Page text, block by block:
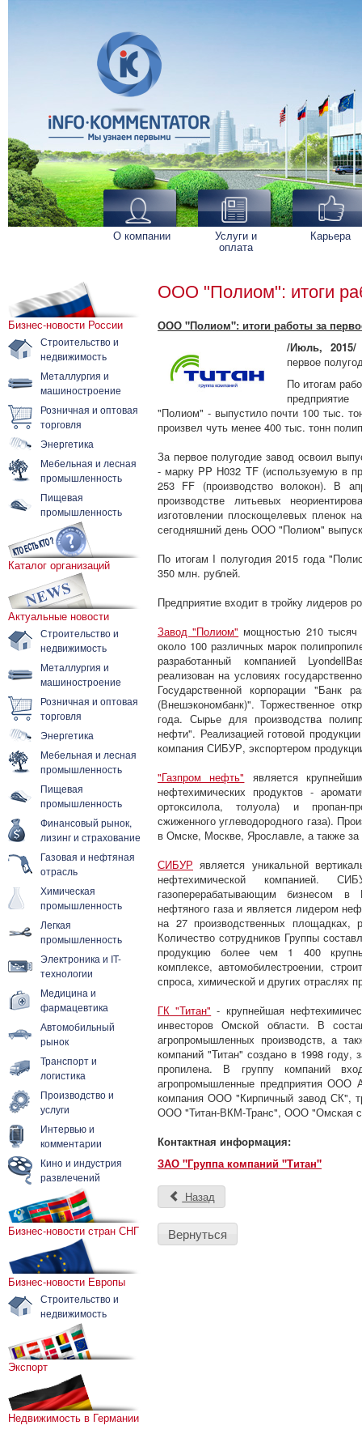
О компании Услуги и
оплата
Карьера
Бизнес-новости России
Строительство и
недвижимость
Металлургия и
машиностроение
Розничная и оптовая
торговля
Энергетика
Мебельная и лесная
промышленность
Пищевая
промышленность
Каталог организаций
Актуальные новости
Строительство и
недвижимость
Металлургия и
машиностроение
Розничная и оптовая
торговля
Энергетика
Мебельная и лесная
промышленность
Пищевая
промышленность
Финансовый рынок,
лизинг и страхование
Газовая и нефтяная
отрасль
Химическая
промышленность
Легкая
промышленность
Электроника и IT-
технологии
Медицина и
фармацевтика
Автомобильный
рынок
Транспорт и
логистика
Производство и
услуги
Интервью и
комментарии
Кино и индустрия
развлечений
Бизнес-новости стран СНГ
Бизнес-новости Европы
Строительство и
недвижимость
Экспорт
Недвижимость в Германии
ООО "Полиом": итоги
ООО "Полиом": итоги работы за
/Июль,
первое
По итогам
"Полиом" - выпустило почти 100 тыс.
произвел чуть менее 400 тыс. тонн
За первое полугодие завод освоил
- марку PP H032 TF (используемую в
253 FF (производство волокон). В
производстве литьевых
изготовлении плоскощелевых пленок
сегодняшний день ООО "Полиом"
По итогам I полугодия 2015 года
350 млн. рублей.
Предприятие входит в тройку лидеров
Завод "Полиом" мощностью 210 тысяч
около 100 различных марок
разработанный компанией
реализован на условиях
Государственной корпорации "Банк
(Внешэкономбанк)". Торжественное
года. Сырье для производства
нефти". Реализацией готовой
компания СИБУР, экспортером
"Газпром нефть" является
нефтехимических продуктов -
ортоксилола, толуола) и пропан-
сжиженного углеводородного газа).
в Омске, Москве, Ярославле, а также
СИБУР является уникальной
нефтехимической компанией.
газоперерабатывающим бизнесом
нефтяного газа и является лидером
на 27 производственных площадках,
Количество сотрудников Группы
продукцию более чем 1 400
комплексе, автомобилестроении,
спроса, химической и других отраслях
ГК "Титан" - крупнейшая
инвесторов Омской области. В
агропромышленных производств, а
компаний "Титан" создано в 1998 году,
пропилена. В группу компаний
агропромышленные предприятия ООО
компания ООО "Кирпичный завод СК",
ООО "Титан-ВКМ-Транс", ООО "Омская
Контактная информация:
ЗАО "Группа компаний "Титан"
Назад
Вернуться